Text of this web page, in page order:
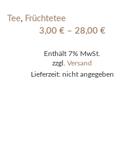
Tee, Früchtetee
3,00 € – 28,00 €
Enthält 7% MwSt.
zzgl. Versand
Lieferzeit: nicht angegeben